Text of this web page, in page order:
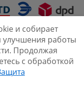
и собирает
улучшения работы
Продолжая
с обработкой